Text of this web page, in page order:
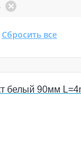
Сбросить все